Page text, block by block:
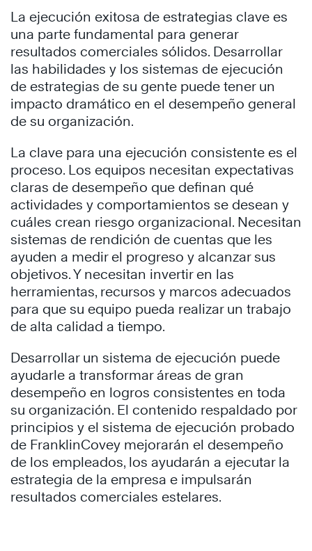
La ejecución exitosa de estrategias clave es
una parte fundamental para generar
resultados comerciales sólidos. Desarrollar
las habilidades y los sistemas de ejecución
de estrategias de su gente puede tener un
impacto dramático en el desempeño general
de su organización.
La clave para una ejecución consistente es el
proceso. Los equipos necesitan expectativas
claras de desempeño que definan qué
actividades y comportamientos se desean y
cuáles crean riesgo organizacional. Necesitan
sistemas de rendición de cuentas que les
ayuden a medir el progreso y alcanzar sus
objetivos. Y necesitan invertir en las
herramientas, recursos y marcos adecuados
para que su equipo pueda realizar un trabajo
de alta calidad a tiempo.
Desarrollar un sistema de ejecución puede
ayudarle a transformar áreas de gran
desempeño en logros consistentes en toda
su organización. El contenido respaldado por
principios y el sistema de ejecución probado
de FranklinCovey mejorarán el desempeño
de los empleados, los ayudarán a ejecutar la
estrategia de la empresa e impulsarán
resultados comerciales estelares.